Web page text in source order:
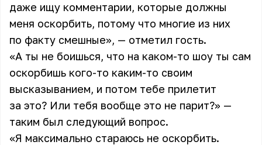
даже ищу комментарии, которые должны
меня оскорбить, потому что многие из них
по факту смешные», — отметил гость.
«А ты не боишься, что на каком-то шоу ты сам
оскорбишь кого-то каким-то своим
высказыванием, и потом тебе прилетит
за это? Или тебя вообще это не парит?» —
таким был следующий вопрос.
«Я максимально стараюсь не оскорбить.